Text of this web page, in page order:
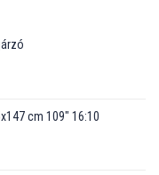
cm 109" 16:10